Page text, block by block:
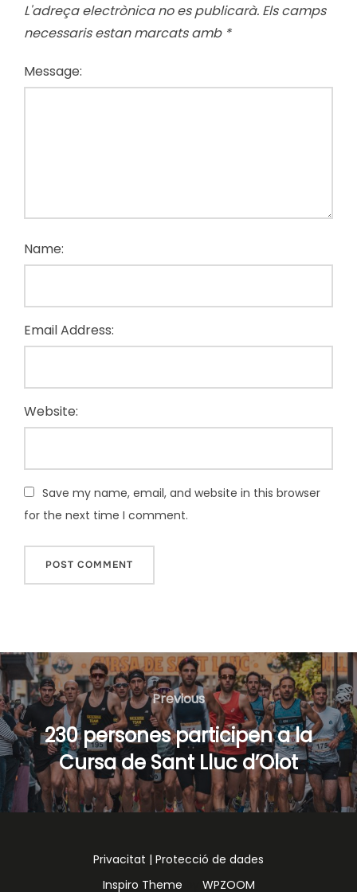
L'adreça electrònica no es publicarà. Els camps
necessaris estan marcats amb *
Message:
Name:
Email Address:
Website:
Save my name, email, and website in this browser
for the next time I comment.
Navegació
d'entrades
Previous
Previous
230 persones participen a la
Cursa de Sant Lluc d’Olot
Privacitat | Protecció de dades
Inspiro Theme
WPZOOM